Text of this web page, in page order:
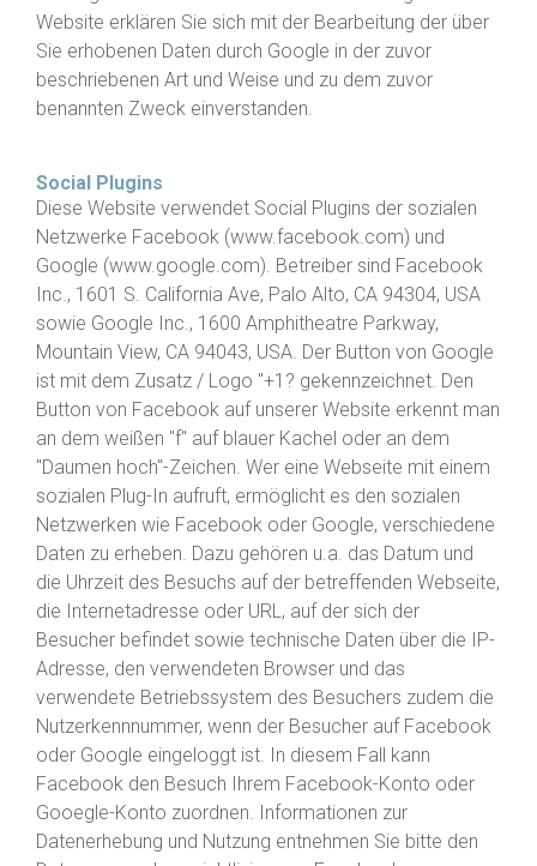
Website erklären Sie sich mit der Bearbeitung der über
Sie erhobenen Daten durch Google in der zuvor
beschriebenen Art und Weise und zu dem zuvor
benannten Zweck einverstanden.
Social Plugins
Diese Website verwendet Social Plugins der sozialen
Netzwerke Facebook (www.facebook.com) und
Google (www.google.com). Betreiber sind Facebook
Inc., 1601 S. California Ave, Palo Alto, CA 94304, USA
sowie Google Inc., 1600 Amphitheatre Parkway,
Mountain View, CA 94043, USA. Der Button von Google
ist mit dem Zusatz / Logo "+1? gekennzeichnet. Den
Button von Facebook auf unserer Website erkennt man
an dem weißen "f" auf blauer Kachel oder an dem
"Daumen hoch"-Zeichen. Wer eine Webseite mit einem
sozialen Plug-In aufruft, ermöglicht es den sozialen
Netzwerken wie Facebook oder Google, verschiedene
Daten zu erheben. Dazu gehören u.a. das Datum und
die Uhrzeit des Besuchs auf der betreffenden Webseite,
die Internetadresse oder URL, auf der sich der
Besucher befindet sowie technische Daten über die IP-
Adresse, den verwendeten Browser und das
verwendete Betriebssystem des Besuchers zudem die
Nutzerkennnummer, wenn der Besucher auf Facebook
oder Google eingeloggt ist. In diesem Fall kann
Facebook den Besuch Ihrem Facebook-Konto oder
Gooegle-Konto zuordnen. Informationen zur
Datenerhebung und Nutzung entnehmen Sie bitte den